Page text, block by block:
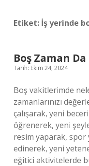
Etiket: İş yerinde
Boş Zaman Da
Tarih: Ekim 24, 2024
Boş vakitlerimde
zamanlarınızı
çalışarak, yeni
öğrenerek, yeni
resim yaparak,
edinerek, yeni
eğitici aktivitelerde